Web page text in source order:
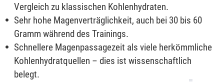
Vergleich zu klassischen Kohlenhydraten.
Sehr hohe Magenverträglichkeit, auch bei 30 bis 60
Gramm während des Trainings.
Schnellere Magenpassagezeit als viele herkömmliche
Kohlenhydratquellen – dies ist wissenschaftlich
belegt.